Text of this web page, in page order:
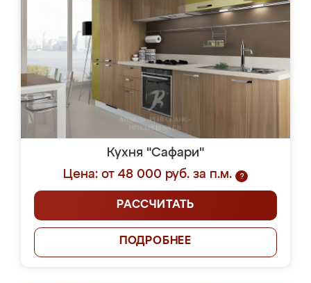
Кухня "Сафари"
Цена: от 48 000 руб. за п.м.
?
РАССЧИТАТЬ
ПОДРОБНЕЕ